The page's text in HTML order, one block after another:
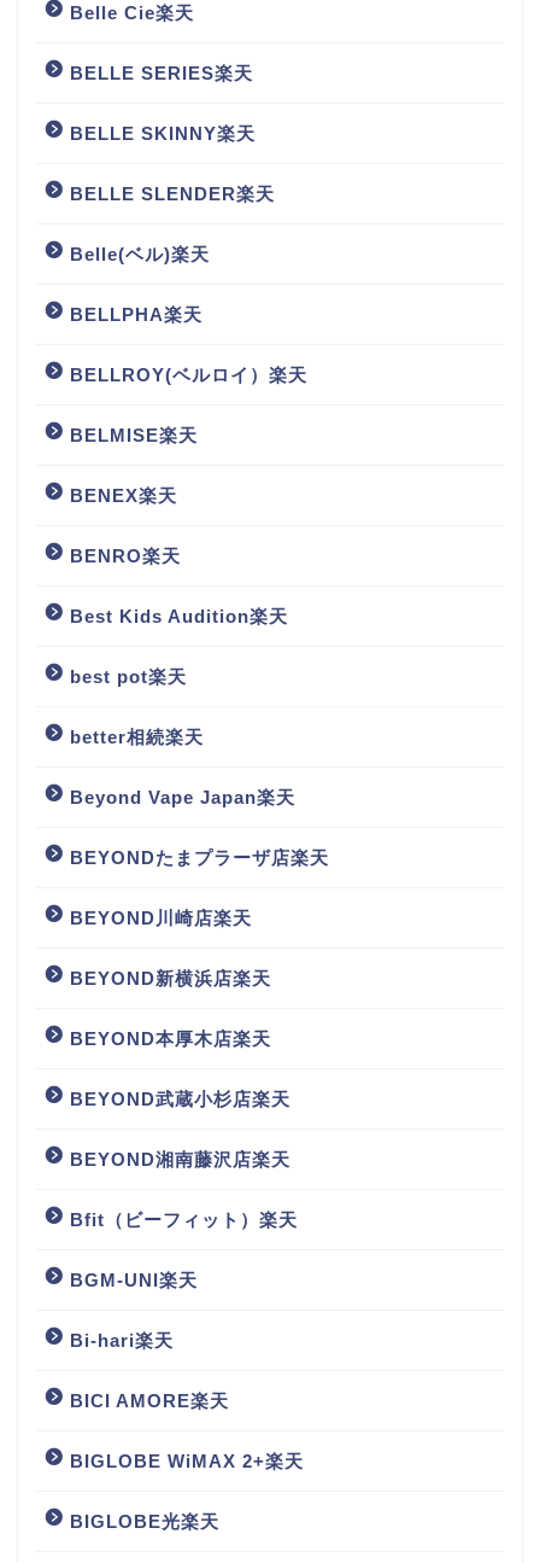
Belle Cie楽天
BELLE SERIES楽天
BELLE SKINNY楽天
BELLE SLENDER楽天
Belle(ベル)楽天
BELLPHA楽天
BELLROY(ベルロイ）楽天
BELMISE楽天
BENEX楽天
BENRO楽天
Best Kids Audition楽天
best pot楽天
better相続楽天
Beyond Vape Japan楽天
BEYONDたまプラーザ店楽天
BEYOND川崎店楽天
BEYOND新横浜店楽天
BEYOND本厚木店楽天
BEYOND武蔵小杉店楽天
BEYOND湘南藤沢店楽天
Bfit（ビーフィット）楽天
BGM‐UNI楽天
Bi-hari楽天
BICI AMORE楽天
BIGLOBE WiMAX 2+楽天
BIGLOBE光楽天